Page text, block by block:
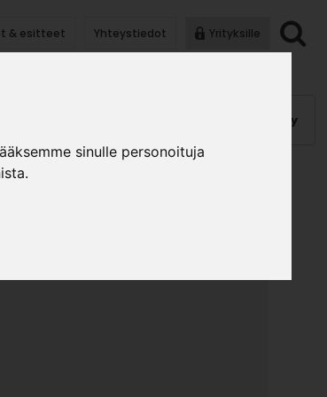
sinulle personoituja
& esitteet Yhteystiedot Yrityksille
Pintakäsittely